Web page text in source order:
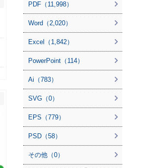
PDF（11,998）
Word（2,020）
Excel（1,842）
PowerPoint（114）
Ai（783）
SVG（0）
EPS（779）
PSD（58）
その他（0）